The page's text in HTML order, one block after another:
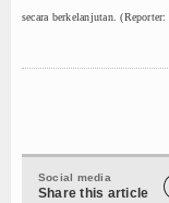
secara berkelanjutan.
Social media
Share this article